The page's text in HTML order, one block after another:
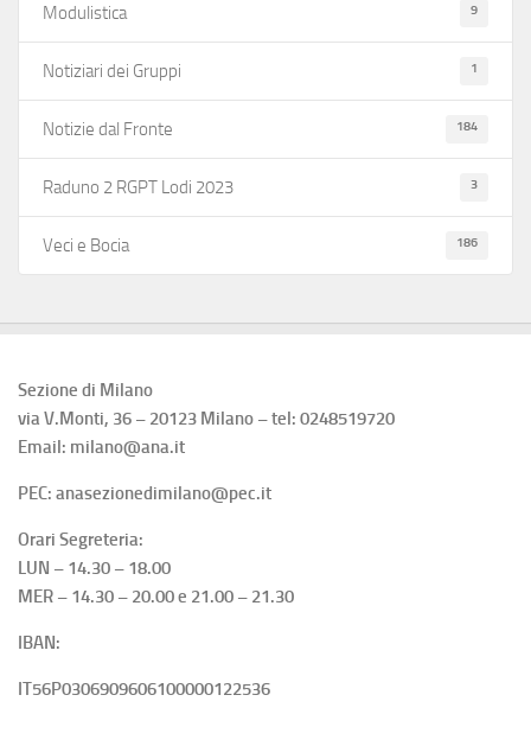
Modulistica 9
Notiziari dei Gruppi 1
Notizie dal Fronte 184
Raduno 2 RGPT Lodi 2023 3
Veci e Bocia 186
Sezione di Milano
via V.Monti, 36 – 20123 Milano – tel: 0248519720
Email: milano@ana.it
PEC: anasezionedimilano@pec.it
Orari Segreteria:
LUN – 14.30 – 18.00
MER – 14.30 – 20.00 e 21.00 – 21.30
IBAN:
IT56P0306909606100000122536